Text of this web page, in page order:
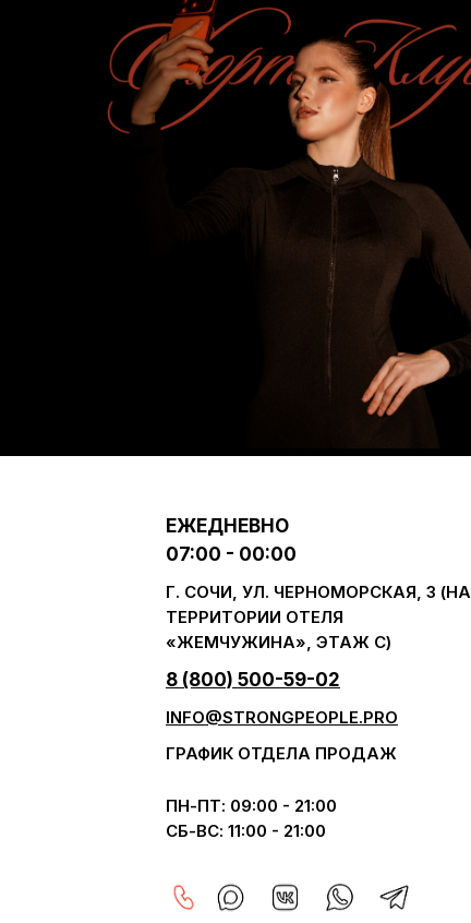
ЕЖЕДНЕВНО
07:00 - 00:00
Г. СОЧИ, УЛ. ЧЕРНОМОРСКАЯ, 3 (НА
ТЕРРИТОРИИ ОТЕЛЯ
«ЖЕМЧУЖИНА», ЭТАЖ С)
8 (800) 500-59-02
INFO@STRONGPEOPLE.PRO
ГРАФИК ОТДЕЛА ПРОДАЖ
ПН-ПТ: 09:00 - 21:00
СБ-ВС: 11:00 - 21:00